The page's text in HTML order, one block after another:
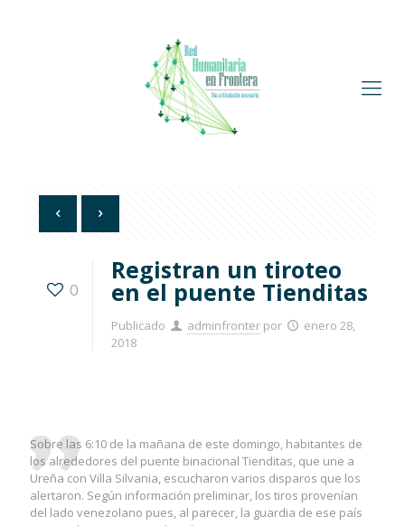
0
Registran un tiroteo
en el puente Tienditas
Publicado adminfronter por
enero 28,
2018
Sobre las 6:10 de la mañana de este domingo, habitantes de
los alrededores del puente binacional Tienditas, que une a
Ureña con Villa Silvania, escucharon varios disparos que los
alertaron. Según información preliminar, los tiros provenían
del lado venezolano pues, al parecer, la guardia de ese país